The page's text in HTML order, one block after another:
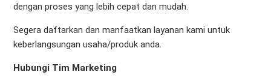
dengan proses yang lebih cepat dan mudah.
Segera daftarkan dan manfaatkan layanan kami untuk
keberlangsungan usaha/produk anda.
Hubungi Tim Marketing